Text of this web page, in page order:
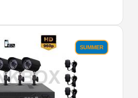
SUMMER